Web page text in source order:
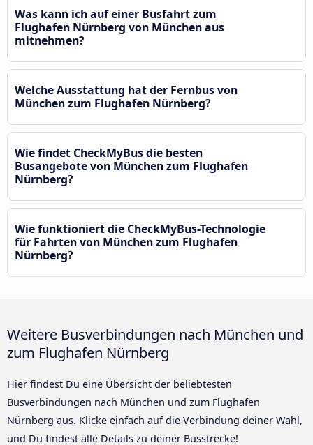
Was kann ich auf einer Busfahrt zum
Flughafen Nürnberg von München aus
mitnehmen?
Welche Ausstattung hat der Fernbus von
München zum Flughafen Nürnberg?
Wie findet CheckMyBus die besten
Busangebote von München zum Flughafen
Nürnberg?
Wie funktioniert die CheckMyBus-Technologie
für Fahrten von München zum Flughafen
Nürnberg?
Weitere Busverbindungen nach München und
zum Flughafen Nürnberg
Hier findest Du eine Übersicht der beliebtesten
Busverbindungen nach München und zum Flughafen
Nürnberg aus. Klicke einfach auf die Verbindung deiner Wahl,
und Du findest alle Details zu deiner Busstrecke!